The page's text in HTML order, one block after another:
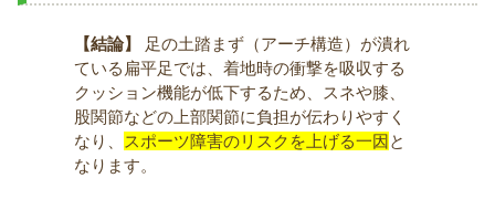
【結論】
足の土踏まず（アーチ構造）が潰れ
ている扁平足では、着地時の衝撃を吸収する
クッション機能が低下するため、スネや膝、
股関節などの上部関節に負担が伝わりやすく
なり、
スポーツ障害のリスクを上げる一因と
なります。